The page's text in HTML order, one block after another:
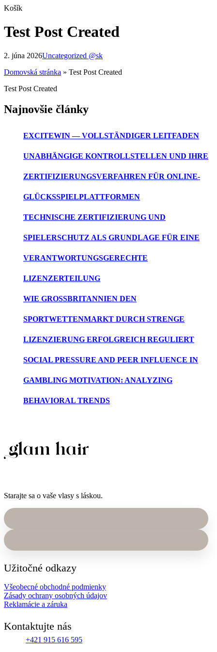
KošíkClose
Test Post Created
2. júna 2026Uncategorized @sk
Domovská stránka » Test Post Created
Test Post Created
Najnovšie články
EXCITEWIN — VOLLSTÄNDIGER LEITFADEN
UNABHÄNGIGE KONTROLLSTELLEN UND IHRE
ZERTIFIZIERUNGSVERFAHREN FÜR ONLINE-
GLÜCKSSPIELPLATTFORMEN
TECHNISCHE ZERTIFIZIERUNG UND
SPIELERSCHUTZ ALS GRUNDLAGE FÜR EINE
VERANTWORTUNGSGERECHTE
LIZENZERTEILUNG
WIE GROSSBRITANNIEN DEN S
PORTWETTENMARKT DURCH STRENGE L
IZENZIERUNG ERFOLGREICH REGULIERT
SOCIAL PRESSURE AND PEER INFLUENCE IN
GAMBLING MOTIVATION: ANALYZING
BEHAVIORAL TRENDS
Starajte sa o vaše vlasy s láskou.
Užitočné odkazy
Všeobecné obchodné podmienky
Zásady ochrany osobných údajov
Reklamácie a záruka
Kontaktujte nás
+421 915 616 595